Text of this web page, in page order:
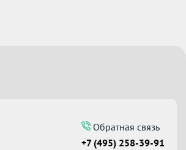
Обратная связь
+7 (495) 258-39-91